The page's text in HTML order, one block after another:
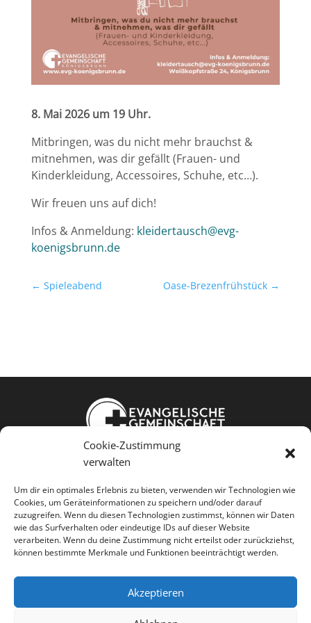
Cookie-Zustimmung
verwalten
Um dir ein optimales Erlebnis zu bieten, verwenden wir Technologien wie
Cookies, um Geräteinformationen zu speichern und/oder darauf
zuzugreifen. Wenn du diesen Technologien zustimmst, können wir Daten
wie das Surfverhalten oder eindeutige IDs auf dieser Website
verarbeiten. Wenn du deine Zustimmung nicht erteilst oder zurückziehst,
können bestimmte Merkmale und Funktionen beeinträchtigt werden.
Akzeptieren
8. Mai 2026 um 19 Uhr.
Mitbringen, was du nicht mehr brauchst &
mitnehmen, was dir gefällt (Frauen- und
Kinderkleidung, Accessoires, Schuhe, etc…).
Wir freuen uns auf dich!
Infos & Anmeldung: kleidertausch@evg-
koenigsbrunn.de
← Spieleabend Oase-Brezenfrühstück →
Weißkopfstraße 24
Jesus kennen Gemeinschaft leben
Menschen dienen

